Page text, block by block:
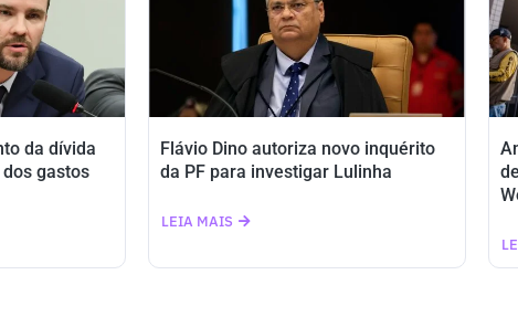
da dívida
gastos
Flávio Dino autoriza novo inquérito
da PF para investigar Lulinha
LEIA MAIS